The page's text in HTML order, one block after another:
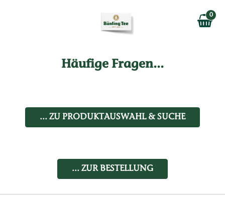
0,00 €
0
Häufige Fragen...
... ZU PRODUKTAUSWAHL & SUCHE
... ZUR BESTELLUNG